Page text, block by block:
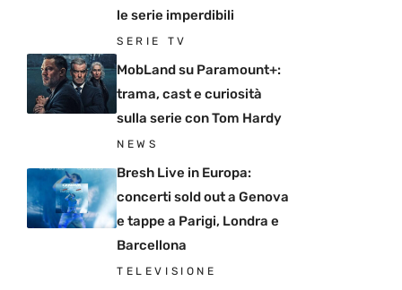
le serie imperdibili
SERIE TV
MobLand su Paramount+:
trama, cast e curiosità
sulla serie con Tom Hardy
NEWS
Bresh Live in Europa:
concerti sold out a Genova
e tappe a Parigi, Londra e
Barcellona
TELEVISIONE